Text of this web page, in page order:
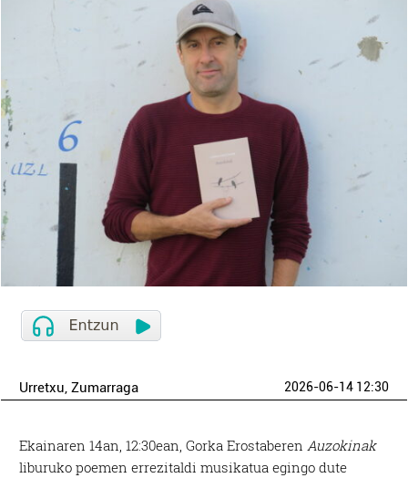
Urretxu, Zumarraga 2026-06-14 12:30
Ekainaren 14an, 12:30ean, Gorka ErostaberenAuzokinak
liburuko poemen errezitaldi musikatua egingo dute